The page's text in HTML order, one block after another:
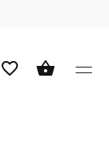
favorite_border shopping_basket